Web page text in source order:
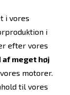
i vores
i
efter vores
af meget høj
motorer.
til vores